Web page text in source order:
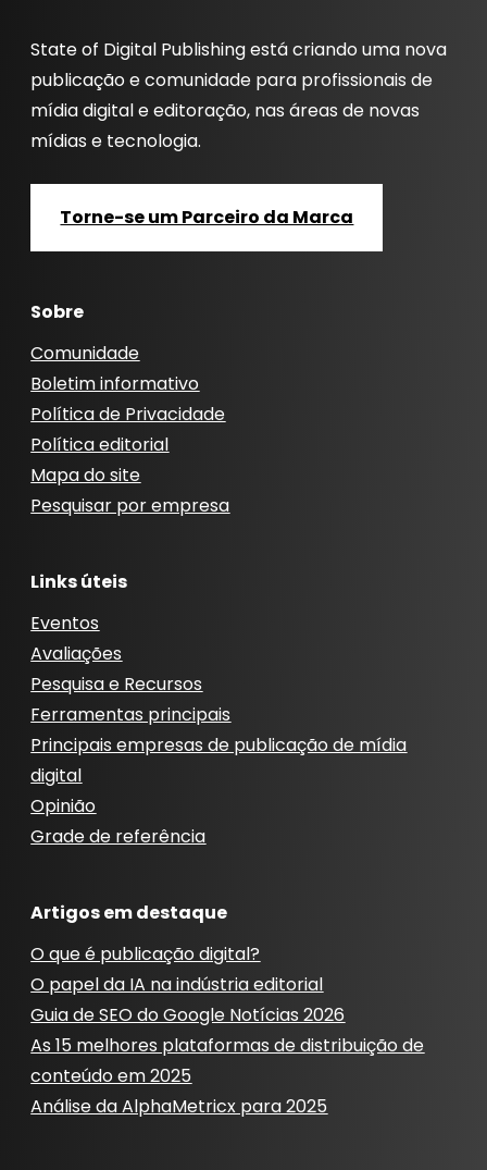
State of Digital Publishing está criando uma nova
publicação e comunidade para profissionais de
mídia digital e editoração, nas áreas de novas
mídias e tecnologia.
Torne-se um Parceiro da Marca
Sobre
Comunidade
Boletim informativo
Política de Privacidade
Política editorial
Mapa do site
Pesquisar por empresa
Links úteis
Eventos
Avaliações
Pesquisa e Recursos
Ferramentas principais
Principais empresas de publicação de mídia
digital
Opinião
Grade de referência
Artigos em destaque
O que é publicação digital?
O papel da IA ​​na indústria editorial
Guia de SEO do Google Notícias 2026
As 15 melhores plataformas de distribuição de
conteúdo em 2025
Análise da AlphaMetricx para 2025